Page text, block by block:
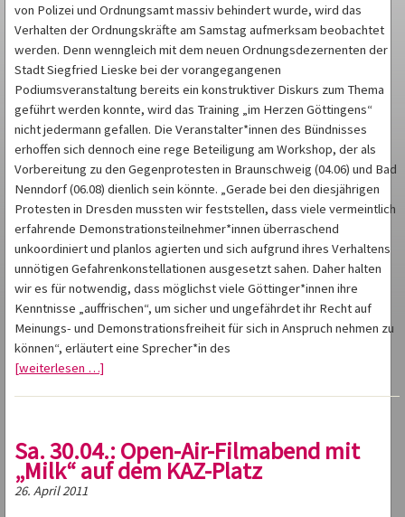
von Polizei und Ordnungsamt massiv behindert wurde, wird das
Verhalten der Ordnungskräfte am Samstag aufmerksam beobachtet
werden. Denn wenngleich mit dem neuen Ordnungsdezernenten der
Stadt Siegfried Lieske bei der vorangegangenen
Podiumsveranstaltung bereits ein konstruktiver Diskurs zum Thema
geführt werden konnte, wird das Training „im Herzen Göttingens“
nicht jedermann gefallen. Die Veranstalter*innen des Bündnisses
erhoffen sich dennoch eine rege Beteiligung am Workshop, der als
Vorbereitung zu den Gegenprotesten in Braunschweig (04.06) und Bad
Nenndorf (06.08) dienlich sein könnte. „Gerade bei den diesjährigen
Protesten in Dresden mussten wir feststellen, dass viele vermeintlich
erfahrende Demonstrationsteilnehmer*innen überraschend
unkoordiniert und planlos agierten und sich aufgrund ihres Verhaltens
unnötigen Gefahrenkonstellationen ausgesetzt sahen. Daher halten
wir es für notwendig, dass möglichst viele Göttinger*innen ihre
Kenntnisse „auffrischen“, um sicher und ungefährdet ihr Recht auf
Meinungs- und Demonstrationsfreiheit für sich in Anspruch nehmen zu
können“, erläutert eine Sprecher*in des
[weiterlesen …]
Sa. 30.04.: Open-Air-Filmabend mit
„Milk“ auf dem KAZ-Platz
26. April 2011